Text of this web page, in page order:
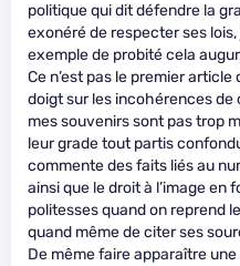
politique qui dit défendre la
exonéré de respecter ses lois,
exemple de probité cela
Ce n’est pas le premier
doigt sur les incohérences de
mes souvenirs sont pas trop
leur grade tout partis
commente des faits liés au
ainsi que le droit à l’image en
politesses quand on reprend
quand même de citer ses
De même faire apparaître